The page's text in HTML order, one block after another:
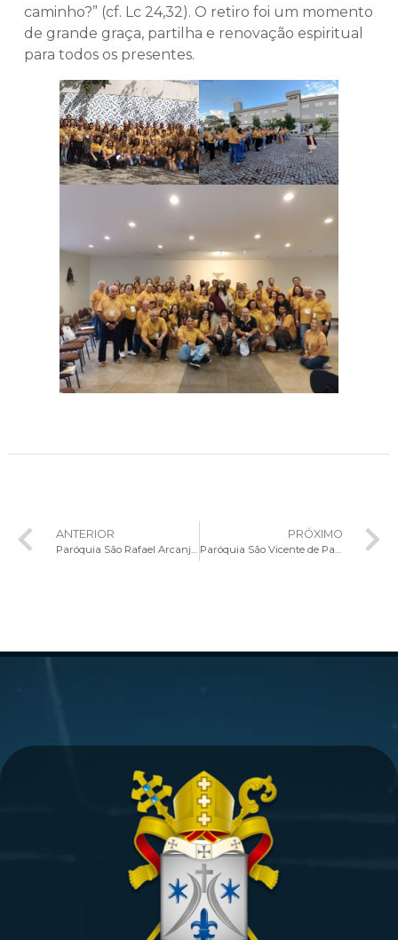
caminho?” (cf. Lc 24,32). O retiro foi um momento
de grande graça, partilha e renovação espiritual
para todos os presentes.
ANTERIOR
Paróquia São Rafael Arcanjo completa dois anos de criação
PRÓXIMO
Paróquia São Vicente de Paulo, em Planaltina, tem 75 novos crismados